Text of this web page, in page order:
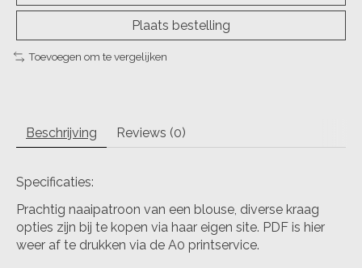
Plaats bestelling
Toevoegen om te vergelijken
Beschrijving Reviews (0)
Specificaties:
Prachtig naaipatroon van een blouse, diverse kraag
opties zijn bij te kopen via haar eigen site. PDF is hier
weer af te drukken via de A0 printservice.